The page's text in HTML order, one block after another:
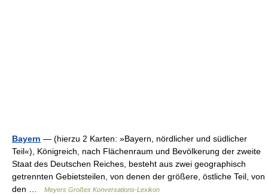
Bayern — (hierzu 2 Karten: »Bayern, nördlicher und südlicher
Teil«), Königreich, nach Flächenraum und Bevölkerung der zweite
Staat des Deutschen Reiches, besteht aus zwei geographisch
getrennten Gebietsteilen, von denen der größere, östliche Teil, von
den …
Meyers Großes Konversations-Lexikon